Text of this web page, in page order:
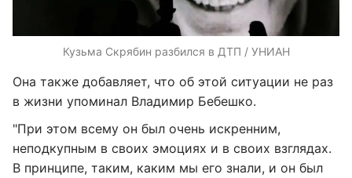
Кузьма Скрябин разбился в ДТП / УНИАН
Она также добавляет, что об этой ситуации не раз
в жизни упоминал Владимир Бебешко.
"При этом всему он был очень искренним,
неподкупным в своих эмоциях и в своих взглядах.
В принципе, таким, каким мы его знали, и он был